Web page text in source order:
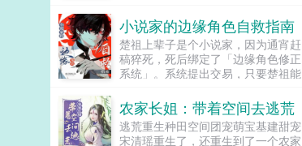
小说家的边缘角色自救指南
楚祖上辈子是个小说家，因为通宵赶
稿猝死，死后绑定了「边缘角色修正
系统」。系统提出交易，只要楚祖能
色，他就能重获新生。楚祖改人设是
吧？老擅长了！第一本读者A你可以
让反派降智，但你最好不要做梦觉得
农家长姐：带着空间去逃荒
逃荒重生种田空间团宠萌宝基建甜宠
宋清瑶重生了，还重生到了一个农家